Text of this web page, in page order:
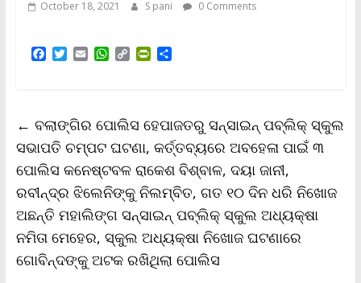
October 18, 2021 S pani 0 Comments
F
o
o
k
T
e
r
E
W
A
p
p
C
i
n
k
P
F
r
e
n
d
l
S
← ବଲାଙ୍ଗିର ପୋଲିସ ହେପାଜତରୁ ସନ୍‌ସାଇନ୍ ପବ୍ଲିକ୍ ସ୍କୁଲ
ସଭାପତି ଚମ୍ପଟ ଘଟଣା, କର୍ତ୍ତବ୍ୟରେ ଅବହେଳା ପାଇଁ ୩
ପୋଲିସ କନେଷ୍ଟବଳ ରାକେଶ ବିଶ୍ବାଳ, ଦୟା ଜାନୀ,
ରବୀନ୍ଦ୍ର ଝିଲେନିଙ୍କୁ ନିଲମ୍ବିତ, ଗତ ୧୦ ଦିନ ଧରି ନିଖୋଜ
ଅଛନ୍ତି ମହାଲିଙ୍ଗ ସନ୍‌ସାଇନ୍ ପବ୍ଲିକ୍ ସ୍କୁଲ ଅଧ୍ୟକ୍ଷା
ନମିତା ମେହେର, ସ୍କୁଲ ଅଧ୍ୟକ୍ଷା ନିଖୋଜ ଘଟଣାରେ
ଗୋବିନ୍ଦଙ୍କୁ ଅଟକ ରଖିଥିଲା ପୋଲିସ